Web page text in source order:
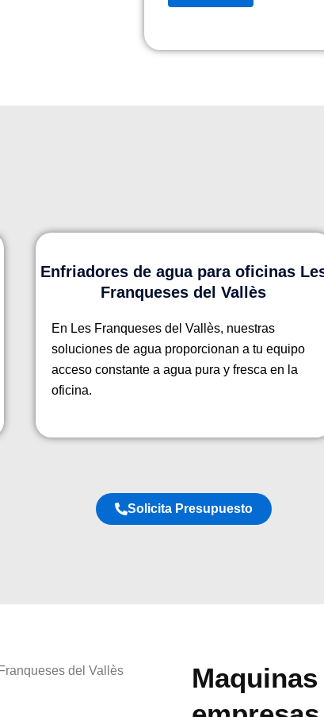
Enfriadores de agua para oficinas
Franqueses del Vallès
En Les Franqueses del Vallès, nuestras
soluciones de agua proporcionan a tu equipo
acceso constante a agua pura y fresca en la
oficina.
Solicita Presupuesto